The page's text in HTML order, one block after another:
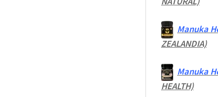
Manuka
ZEALANDIA)
Manuka
HEALTH)